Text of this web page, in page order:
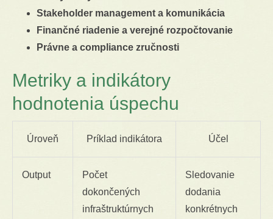
Stakeholder management a komunikácia
Finančné riadenie a verejné rozpočtovanie
Právne a compliance zručnosti
Metriky a indikátory
hodnotenia úspechu
Úroveň Príklad indikátora Účel
Output
Počet
dokončených
infraštruktúrnych
Sledovanie
dodania
konkrétnych